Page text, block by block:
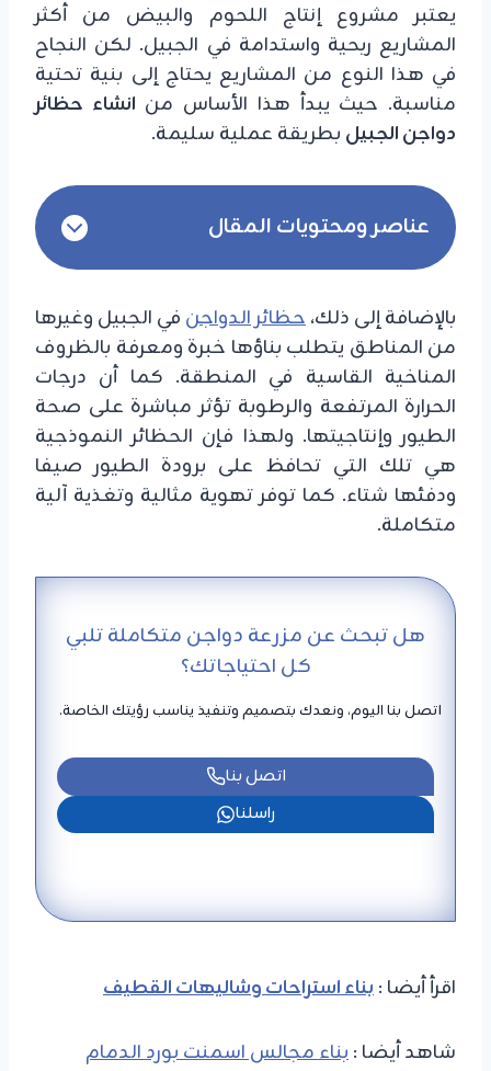
يعتبر مشروع إنتاج اللحوم والبيض من أكثر
المشاريع ربحية واستدامة في الجبيل. لكن النجاح
في هذا النوع من المشاريع يحتاج إلى بنية تحتية
مناسبة. حيث يبدأ هذا الأساس من انشاء حظائر
دواجن الجبيل بطريقة عملية سليمة.
عناصر ومحتويات المقال
بالإضافة إلى ذلك،حظائر الدواجن في الجبيل وغيرها
من المناطق يتطلب بناؤها خبرة ومعرفة بالظروف
المناخية القاسية في المنطقة. كما أن درجات
الحرارة المرتفعة والرطوبة تؤثر مباشرة على صحة
الطيور وإنتاجيتها. ولهذا فإن الحظائر النموذجية
هي تلك التي تحافظ على برودة الطيور صيفا
ودفئها شتاء. كما توفر تهوية مثالية وتغذية آلية
متكاملة.
هل تبحث عن مزرعة دواجن متكاملة تلبي
كل احتياجاتك؟
اتصل بنا اليوم، ونعدك بتصميم وتنفيذ يناسب رؤيتك الخاصة.
اتصل بنا
راسلنا
اقرأ أيضا :بناء استراحات وشاليهات القطيف
شاهد أيضا :بناء مجالس اسمنت بورد الدمام